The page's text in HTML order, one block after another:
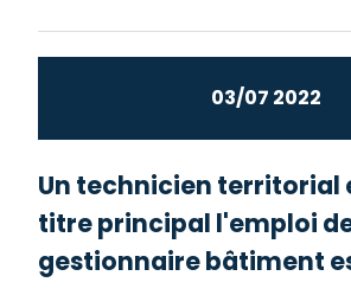
03/07 2022
Un technicien territorial
titre principal l'emploi
gestionnaire bâtiment